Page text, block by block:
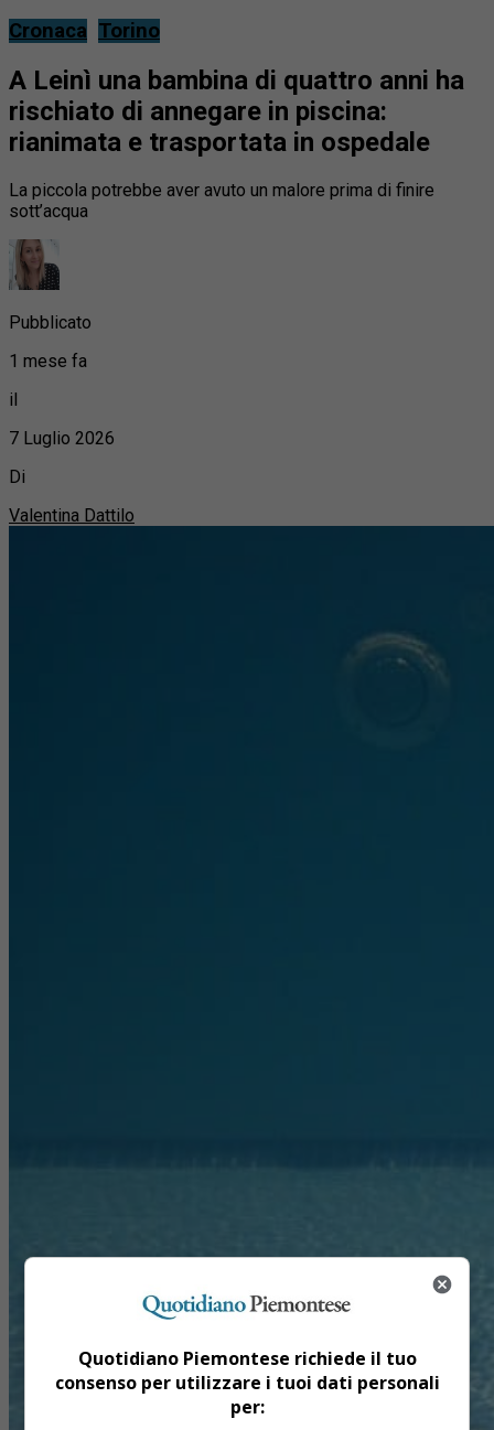
Cronaca Torino
A Leinì una bambina di quattro anni ha
rischiato di annegare in piscina:
rianimata e trasportata in ospedale
La piccola potrebbe aver avuto un malore prima di finire
sott’acqua
Pubblicato
1 mese fa
il
7 Luglio 2026
Di
Valentina Dattilo
Quotidiano Piemontese richiede il tuo
consenso per utilizzare i tuoi dati personali
per: